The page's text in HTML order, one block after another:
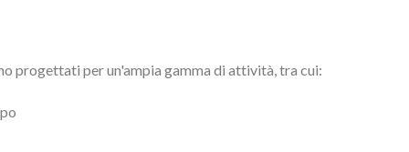
progettati per un'ampia gamma di attività, tra cui: